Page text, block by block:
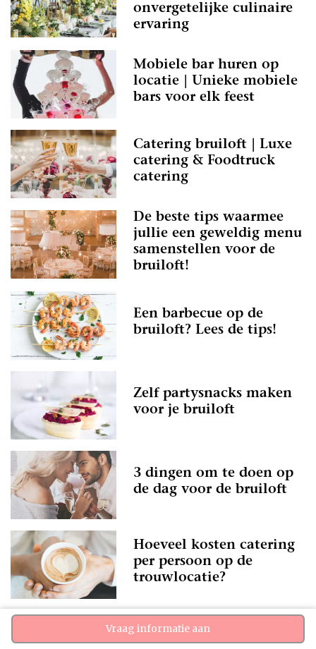
Vraag informatie aan
onvergetelijke culinaire
ervaring
Mobiele bar huren op
locatie | Unieke mobiele
bars voor elk feest
Catering bruiloft | Luxe
catering & Foodtruck
catering
De beste tips waarmee
jullie een geweldig menu
samenstellen voor de
bruiloft!
Een barbecue op de
bruiloft? Lees de tips!
Zelf partysnacks maken
voor je bruiloft
3 dingen om te doen op
de dag voor de bruiloft
Hoeveel kosten catering
per persoon op de
trouwlocatie?
Dieet & eet wensen